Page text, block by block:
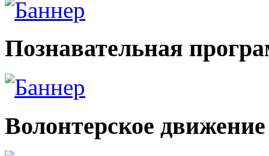
Познавательная
Волонтерское движение